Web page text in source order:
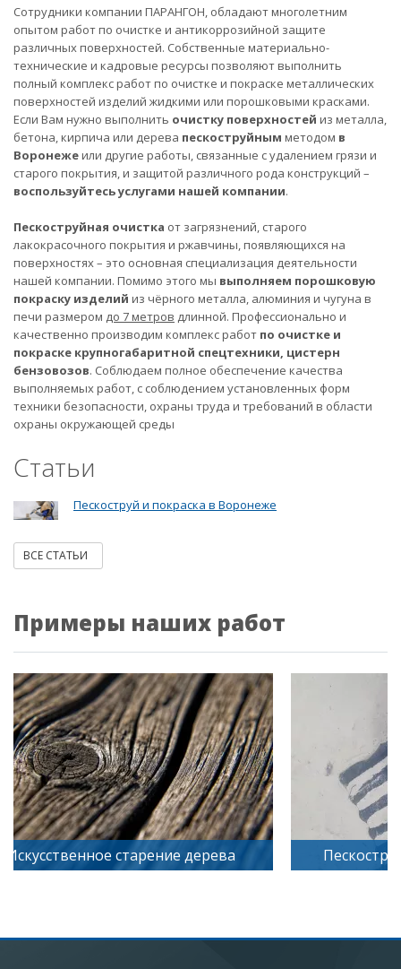
Сотрудники компании ПАРАНГОН, обладают многолетним
опытом работ по очистке и антикоррозийной защите
различных поверхностей. Собственные материально-
технические и кадровые ресурсы позволяют выполнить
полный комплекс работ по очистке и покраске металлических
поверхностей изделий жидкими или порошковыми красками.
Если Вам нужно выполнить очистку поверхностей из металла,
бетона, кирпича или дерева пескоструйным методом в
Воронежеили другие работы, связанные с удалением грязи и
старого покрытия, и защитой различного рода конструкций –
воспользуйтесь услугами нашей компании.
Пескоструйная очистка от загрязнений, старого
лакокрасочного покрытия и ржавчины, появляющихся на
поверхностях – это основная специализация деятельности
нашей компании. Помимо этого мы выполняем порошковую
покраску изделий из чёрного металла, алюминия и чугуна в
печи размером до 7 метров длинной. Профессионально и
качественно производим комплекс работ по очистке и
покраске крупногабаритной спецтехники, цистерн
бензовозов. Соблюдаем полное обеспечение качества
выполняемых работ, с соблюдением установленных форм
техники безопасности, охраны труда и требований в области
охраны окружающей среды
Статьи
Пескоструй и покраска в Воронеже
ВСЕ СТАТЬИ
Примеры наших работ
Искусственное старение дерева